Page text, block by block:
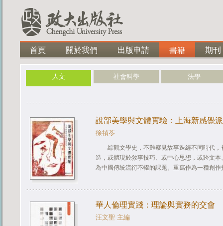
首頁 關於我們 出版申請 書籍 期刊
人文 社會科學 法學
說部美學與文體實驗：上海新感覺
徐禎苓
綜觀文學史，不難察見故事迭經不同時代，
造，或體現於敘事技巧、或中心思想，或跨文
為中國傳統流衍不輟的課題。重寫作為一種創作
華人倫理實踐：理論與實務的交會
汪文聖 主編